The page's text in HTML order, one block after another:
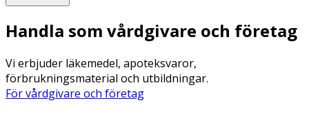
Handla som vårdgivare och företag
Vi erbjuder läkemedel, apoteksvaror,
förbrukningsmaterial och utbildningar.
För vårdgivare och företag